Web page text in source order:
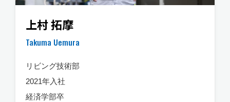
上村 拓摩
Takuma Uemura
リビング技術部
2021年入社
経済学部卒